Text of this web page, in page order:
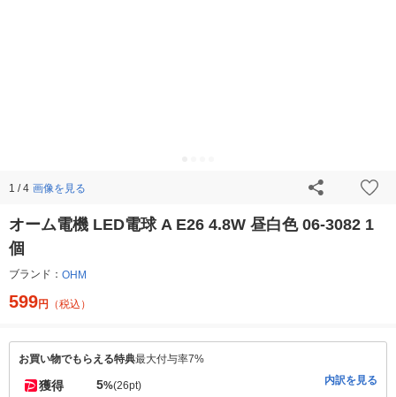
1 / 4 画像を見る
オーム電機 LED電球 A E26 4.8W 昼白色 06-3082 1
個
ブランド： OHM
599円 （税込）
お買い物でもらえる特典最大付与率7%
獲得 5%(26pt) 内訳を見る